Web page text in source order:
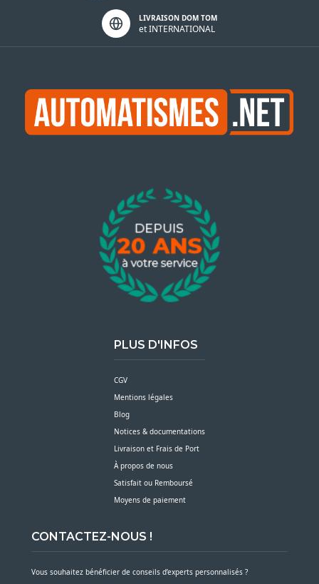
LIVRAISON DOM TOM
et INTERNATIONAL
PLUS D'INFOS
CGV
Mentions légales
Blog
Notices & documentations
Livraison et Frais de Port
À propos de nous
Satisfait ou Remboursé
Moyens de paiement
CONTACTEZ-NOUS !
Vous souhaitez bénéficier de conseils d’experts personnalisés ?